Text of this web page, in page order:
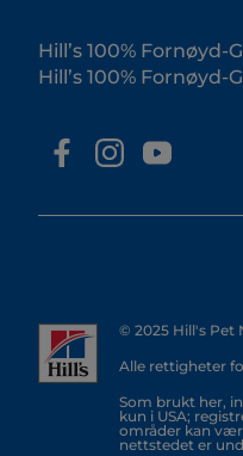
Hill’s 100%
Hill’s 100%
© 2025 Hill's Pet
Alle rettigheter
Som brukt her,
kun i USA;
områder kan
nettstedet er